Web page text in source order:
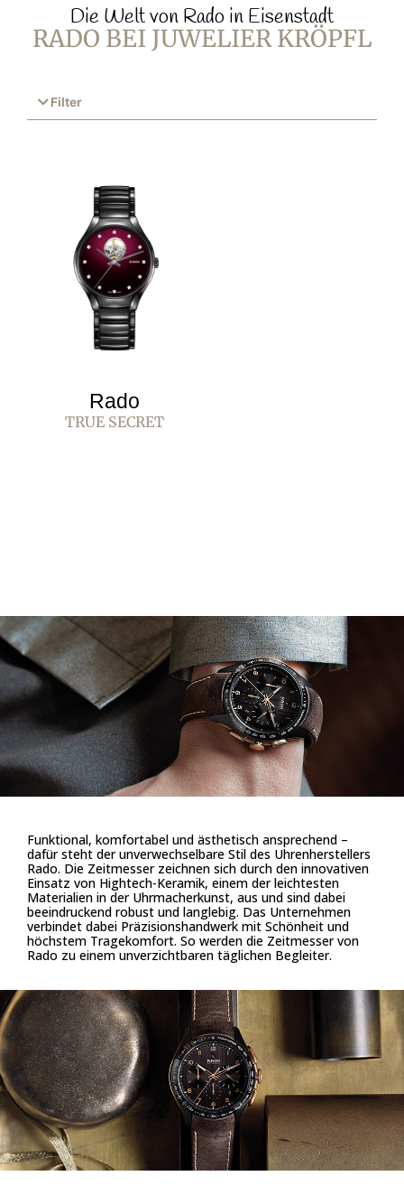
Die Welt von Rado in Eisenstadt
RADO BEI JUWELIER KRÖPFL
Filter
Rado
TRUE SECRET
Funktional, komfortabel und ästhetisch ansprechend –
dafür steht der unverwechselbare Stil des Uhrenherstellers
Rado. Die Zeitmesser zeichnen sich durch den innovativen
Einsatz von Hightech-Keramik, einem der leichtesten
Materialien in der Uhrmacherkunst, aus und sind dabei
beeindruckend robust und langlebig. Das Unternehmen
verbindet dabei Präzisionshandwerk mit Schönheit und
höchstem Tragekomfort. So werden die Zeitmesser von
Rado zu einem unverzichtbaren täglichen Begleiter.